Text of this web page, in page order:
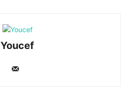
Youcef